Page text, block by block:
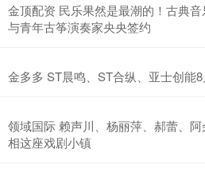
金顶配资 民乐果然是最潮的！古典
与青年古筝演奏家央央签约
金多多 ST晨鸣、ST合纵、亚士创能
领域国际 赖声川、杨丽萍、郝蕾、
相这座戏剧小镇